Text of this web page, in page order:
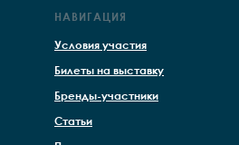
НАВИГАЦИЯ
Условия участия
Билеты на выставку
Бренды-участники
Статьи